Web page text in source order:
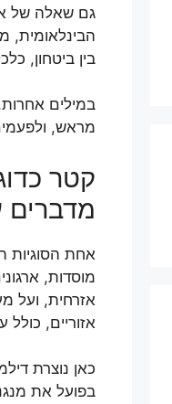
גם שאלה של
הבינלאומית,
בין ביטחון,
במילים
מראש,
קטר
מדברים
אחת הסוגיות
מוסדות,
אזרחית, ועל
אזוריים, כולל
כאן נוצרת
בפועל את